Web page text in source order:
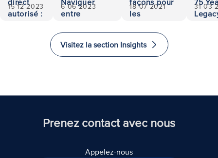
autorisé :
15-12-2023
entre
responsabilité
6-06-2023
les
d'investir et
d'immigrer
au
18-07-2021 31-03-
Visitez la section Insights
Prenez contact avec nous
Appelez-nous